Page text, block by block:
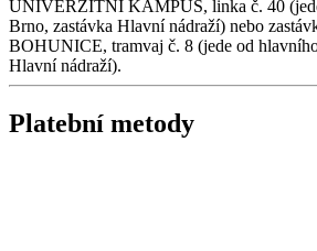
UNIVERZITNÍ KAMPUS, linka č. 40
Brno, zastávka Hlavní nádraží) nebo
BOHUNICE, tramvaj č. 8 (jede od
Hlavní nádraží).
Platební metody